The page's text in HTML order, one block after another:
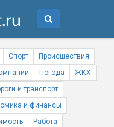
Спорт
Происшествия
Погода
ЖКХ
и транспорт
и финансы
Работа